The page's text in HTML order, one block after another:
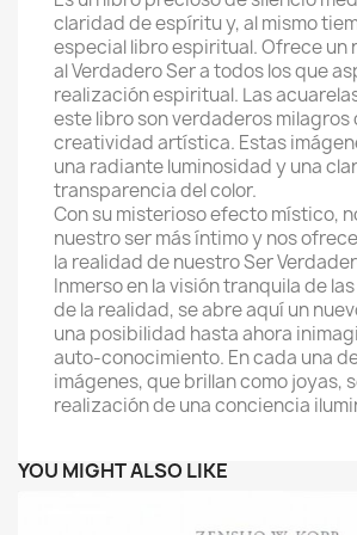
claridad de espíritu y, al mismo
especial libro espiritual. Ofrece un
al Verdadero Ser a todos los que
realización espiritual. Las
este libro son verdaderos milagros
creatividad artística. Estas
una radiante luminosidad y una
transparencia del color.
Con su misterioso efecto místico,
nuestro ser más íntimo y nos
la realidad de nuestro Ser
Inmerso en la visión tranquila de
de la realidad, se abre aquí un
una posibilidad hasta ahora
auto-conocimiento. En cada una
imágenes, que brillan como joyas,
realización de una conciencia
YOU MIGHT ALSO LIKE